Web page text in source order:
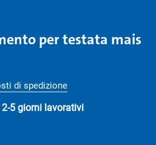
per testata mais
di spedizione
2-5 giorni lavorativi